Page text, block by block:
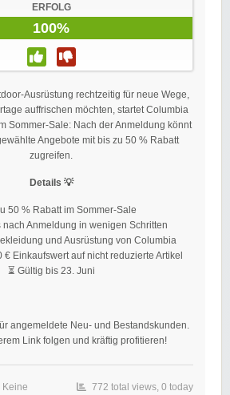
ERFOLG
100%
Ausrüstung rechtzeitig für neue Wege,
auffrischen möchten, startet Columbia
Sommer-Sale: Nach der Anmeldung könnt
Angebote mit bis zu 50 % Rabatt
zugreifen.
Details 💡
50 % Rabatt im Sommer-Sale
nach Anmeldung in wenigen Schritten
und Ausrüstung von Columbia
€ Einkaufswert auf nicht reduzierte Artikel
⏳ Gültig bis 23. Juni
angemeldete Neu- und Bestandskunden.
Link folgen und kräftig profitieren!
Keine 772 total views, 0 today